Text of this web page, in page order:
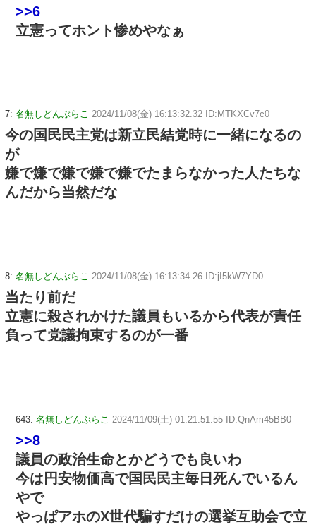
>>6
立憲ってホント惨めやなぁ
7: 名無しどんぶらこ 2024/11/08(金) 16:13:32.32 ID:MTKXCv7c0
今の国民民主党は新立民結党時に一緒になるの
が
嫌で嫌で嫌で嫌で嫌でたまらなかった人たちな
んだから当然だな
8: 名無しどんぶらこ 2024/11/08(金) 16:13:34.26 ID:jI5kW7YD0
当たり前だ
立憲に殺されかけた議員もいるから代表が責任
負って党議拘束するのが一番
643: 名無しどんぶらこ 2024/11/09(土) 01:21:51.55 ID:QnAm45BB0
>>8
議員の政治生命とかどうでも良いわ
今は円安物価高で国民民主毎日死んでいるん
やで
やっぱアホのX世代騙すだけの選挙互助会で立